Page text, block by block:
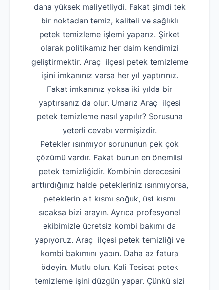
daha yüksek maliyetliydi. Fakat şimdi tek
bir noktadan temiz, kaliteli ve sağlıklı
petek temizleme işlemi yaparız. Şirket
olarak politikamız her daim kendimizi
geliştirmektir. Araç ilçesi petek temizleme
işini imkanınız varsa her yıl yaptırınız.
Fakat imkanınız yoksa iki yılda bir
yaptırsanız da olur. Umarız Araç ilçesi
petek temizleme nasıl yapılır? Sorusuna
yeterli cevabı vermişizdir.
Petekler ısınmıyor sorununun pek çok
çözümü vardır. Fakat bunun en önemlisi
petek temizliğidir. Kombinin derecesini
arttırdığınız halde petekleriniz ısınmıyorsa,
peteklerin alt kısmı soğuk, üst kısmı
sıcaksa bizi arayın. Ayrıca profesyonel
ekibimizle ücretsiz kombi bakımı da
yapıyoruz. Araç ilçesi petek temizliği ve
kombi bakımını yapın. Daha az fatura
ödeyin. Mutlu olun. Kali Tesisat petek
temizleme işini düzgün yapar. Çünkü sizi